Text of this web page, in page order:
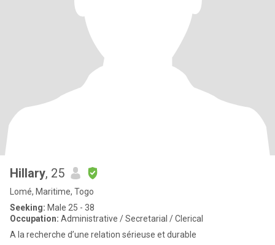
Hillary, 25
Lomé, Maritime, Togo
Seeking: Male 25 - 38
Occupation: Administrative / Secretarial / Clerical
A la recherche d’une relation sérieuse et durable